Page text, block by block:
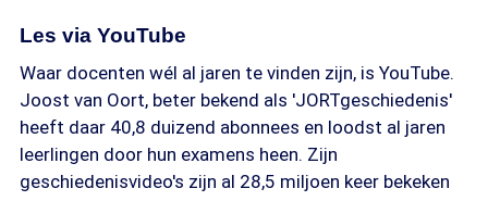
Les via YouTube
Waar docenten wél al jaren te vinden zijn, is YouTube.
Joost van Oort, beter bekend als 'JORTgeschiedenis'
heeft daar 40,8 duizend abonnees en loodst al jaren
leerlingen door hun examens heen. Zijn
geschiedenisvideo's zijn al 28,5 miljoen keer bekeken